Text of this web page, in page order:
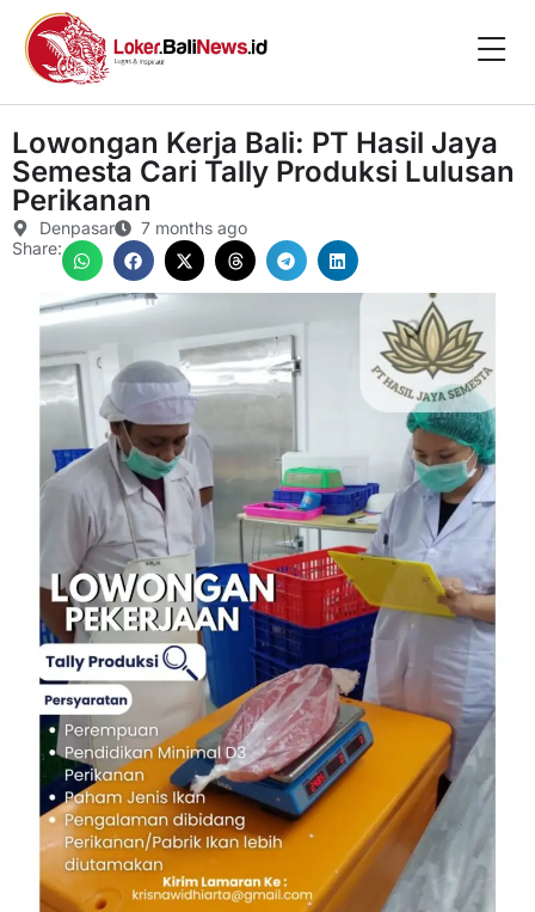
Lowongan Kerja Bali: PT Hasil Jaya
Semesta Cari Tally Produksi Lulusan
Perikanan
Denpasar
7 months ago
Share: